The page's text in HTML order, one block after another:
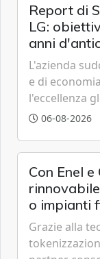
Report di
LG:
anni
L'azienda
e di
l'eccellenza
grazie a
06-08-2026
Con Enel
o impianti
Grazie alla